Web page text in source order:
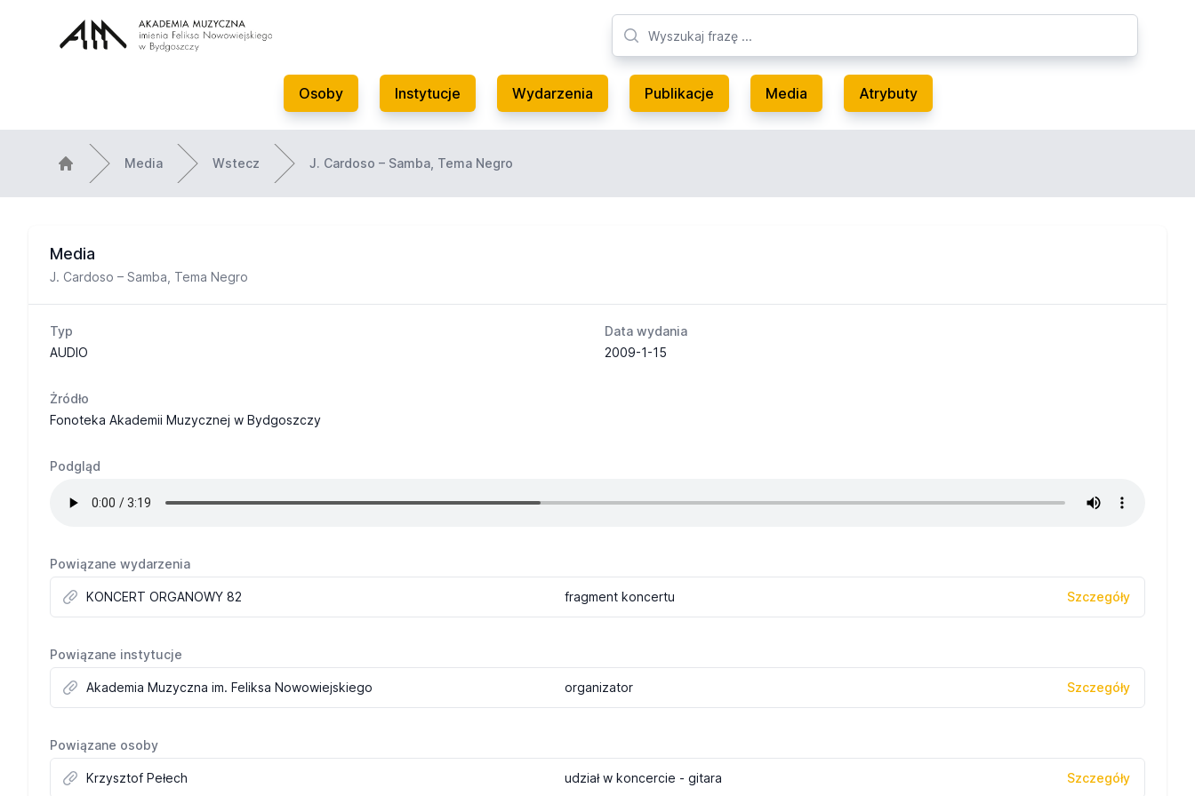
Osoby Instytucje Wydarzenia Publikacje Media Atrybuty
Media Wstecz J. Cardoso – Samba, Tema Negro
Media
J. Cardoso – Samba, Tema Negro
Typ
AUDIO
Data wydania
2009-1-15
Żródło
Fonoteka Akademii Muzycznej w Bydgoszczy
Podgląd
Powiązane wydarzenia
KONCERT ORGANOWY 82 fragment koncertu Szczegóły
Powiązane instytucje
Akademia Muzyczna im. Feliksa Nowowiejskiego organizator Szczegóły
Powiązane osoby
Krzysztof Pełech udział w koncercie - gitara Szczegóły